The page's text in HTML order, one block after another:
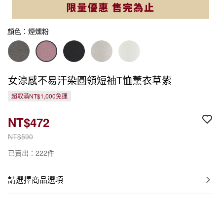
顏色：煙燻粉
女涼感不易汗染圓領短袖T恤薰衣草紫
超取滿NT$1,000免運
NT$590
NT$472
已賣出：222件
請選擇商品選項